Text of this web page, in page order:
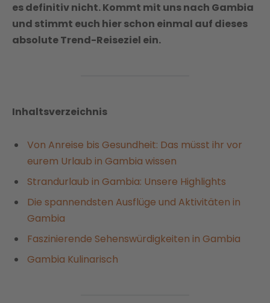
es definitiv nicht. Kommt mit uns nach Gambia
und stimmt euch hier schon einmal auf dieses
absolute Trend-Reiseziel ein.
Inhaltsverzeichnis
Von Anreise bis Gesundheit: Das müsst ihr vor
eurem Urlaub in Gambia wissen
Strandurlaub in Gambia: Unsere Highlights
Die spannendsten Ausflüge und Aktivitäten in
Gambia
Faszinierende Sehenswürdigkeiten in Gambia
Gambia Kulinarisch